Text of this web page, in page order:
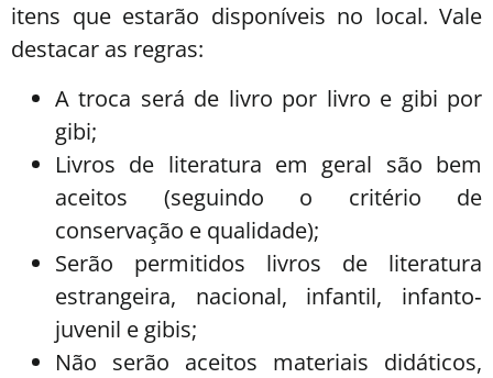
itens que estarão disponíveis no local. Vale
destacar as regras:
A troca será de livro por livro e gibi por
gibi;
Livros de literatura em geral são bem
aceitos (seguindo o critério de
conservação e qualidade);
Serão permitidos livros de literatura
estrangeira, nacional, infantil, infanto‐
juvenil e gibis;
Não serão aceitos materiais didáticos,